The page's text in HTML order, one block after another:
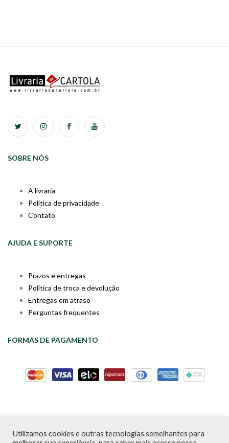
SOBRE NÓS
A livraria
Política de privacidade
Contato
AJUDA E SUPORTE
Prazos e entregas
Política de troca e devolução
Entregas em atraso
Perguntas frequentes
FORMAS DE PAGAMENTO
Livraria da Cartola © Desde 2020 | CNPJ: 31.298.135/0001-09 |
Utilizamos cookies e outras tecnologias semelhantes para